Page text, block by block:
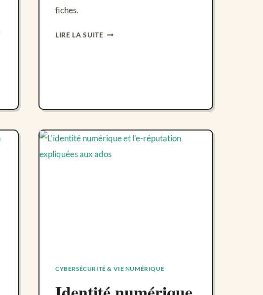
fiches.
LIRE LA SUITEHISTOIRE
L’ABAQUE
À
L’ORDINATEUR
CYBERSÉCURITÉ & VIE NUMÉRIQUE